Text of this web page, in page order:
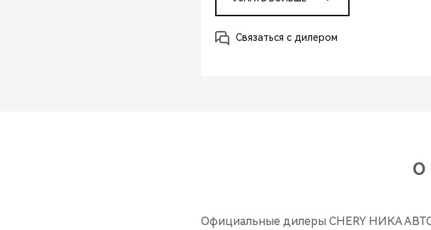
Связаться с дилером
О
Официальные дилеры CHERY НИКА